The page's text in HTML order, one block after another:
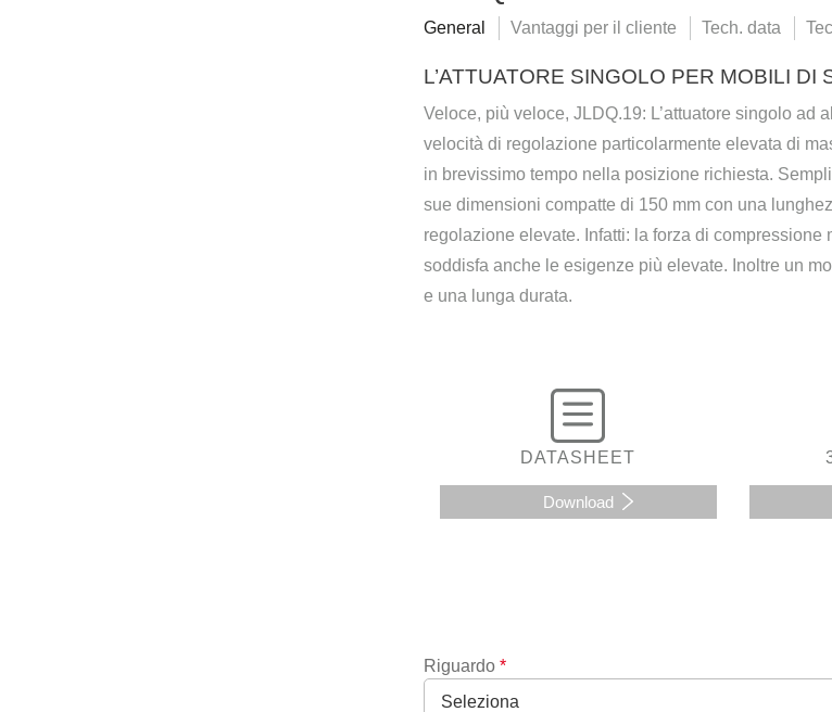
General Vantaggi per il cliente Tech. data
L’ATTUATORE SINGOLO PER MOBILI DI
Veloce, più veloce, JLDQ.19: L’attuatore singolo
velocità di regolazione particolarmente elevata di
in brevissimo tempo nella posizione richiesta.
sue dimensioni compatte di 150 mm con una
regolazione elevate. Infatti: la forza di
soddisfa anche le esigenze più elevate. Inoltre un
e una lunga durata.
DATASHEET
Download
Riguardo *